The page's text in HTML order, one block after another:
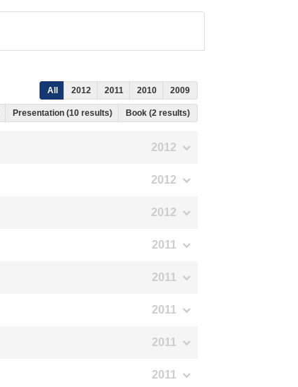
All 2012 2011 2010 2009
Presentation (10 results) Book (2 results)
2012
2012
2012
2011
2011
2011
2011
2011